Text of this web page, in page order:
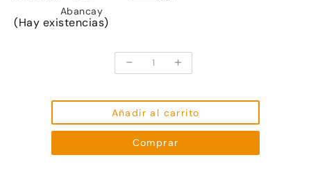
(Hay existencias)
-
Portátil
Acer
5
de
15,6"
+
Añadir al carrito
Comprar